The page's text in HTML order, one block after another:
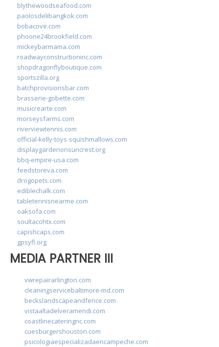
blythewoodseafood.com
paolosdelibangkok.com
bobacove.com
phoone24brookfield.com
mickeybarmama.com
roadwayconstructioninc.com
shopdragonflyboutique.com
sportszilla.org
batchprovisionsbar.com
brasserie-gobette.com
musicrearte.com
morseysfarms.com
riverviewtennis.com
official-kelly-toys-squishmallows.com
displaygardenonsuncrest.org
bbq-empire-usa.com
feedstoreva.com
drogopets.com
ediblechalk.com
tabletennisnearme.com
oaksofa.com
soultacohtx.com
capishcaps.com
gpsyfl.org
MEDIA PARTNER III
vwrepairarlington.com
cleaningservicebaltimore-md.com
beckslandscapeandfence.com
vistaaltadelveramendi.com
coastlinecateringnc.com
cuesburgershouston.com
psicologiaespecializadaencampeche.com